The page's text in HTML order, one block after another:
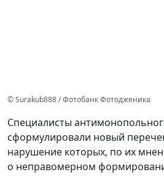
© Surakub888 / Фотобанк Фотодженика
Специалисты
сформулировали новый
нарушение которых, по их
о неправомерном